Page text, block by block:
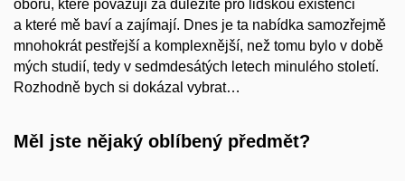
oborů, které považuji za důležité pro lidskou existenci
a které mě baví a zajímají. Dnes je ta nabídka samozřejmě
mnohokrát pestřejší a komplexnější, než tomu bylo v době
mých studií, tedy v sedmdesátých letech minulého století.
Rozhodně bych si dokázal vybrat…
Měl jste nějaký oblíbený předmět?